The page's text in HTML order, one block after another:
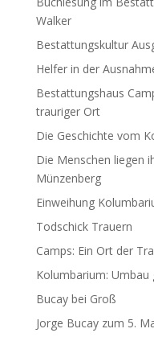
Walker
Bestattungskultur
Helfer in der
Bestattungshaus
trauriger Ort
Die Geschichte vom
Die Menschen liegen
Münzenberg
Einweihung
Todschick Trauern
Camps: Ein Ort der
Kolumbarium:
Bucay bei Groß
Jorge Bucay zum 5.